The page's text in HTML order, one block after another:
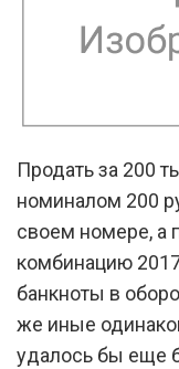
Продать за 200
номиналом 200
своем номере, а
комбинацию
банкноты в
же иные
удалось бы еще